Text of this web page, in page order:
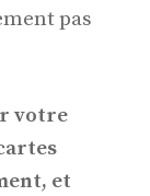
pas
votre
et